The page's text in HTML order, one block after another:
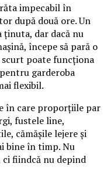
impecabil în
după două ore. Un
dar dacă nu
începe să pară o
poate funcționa
garderoba
flexibil.
în care proporțiile par
fustele line,
cămășile lejere și
bine în timp. Nu
fiindcă nu depind